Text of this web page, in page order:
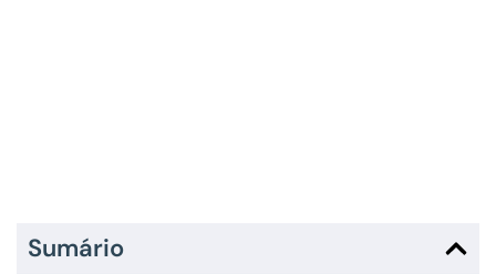
Sumário